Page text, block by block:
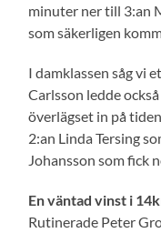
minuter ner till 3:an
som säkerligen
I damklassen såg vi
Carlsson ledde
överlägset in på
2:an Linda Tersing
Johansson som fick
En väntad vinst i
Rutinerade Peter